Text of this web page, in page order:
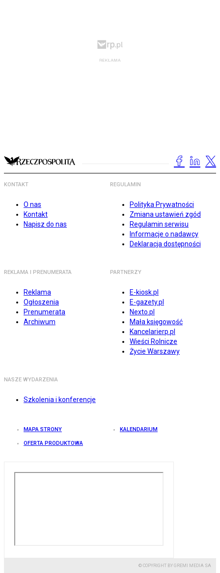
KONTAKT
O nas
Kontakt
Napisz do nas
REGULAMIN
Polityka Prywatności
Zmiana ustawień zgód
Regulamin serwisu
Informacje o nadawcy
Deklaracja dostępności
REKLAMA I PRENUMERATA
Reklama
Ogłoszenia
Prenumerata
Archiwum
PARTNERZY
E-kiosk.pl
E-gazety.pl
Nexto.pl
Mała księgowość
Kancelarierp.pl
Wieści Rolnicze
Życie Warszawy
NASZE WYDARZENIA
Szkolenia i konferencje
MAPA STRONY KALENDARIUM
OFERTA PRODUKTOWA
© COPYRIGHT BY GREMI MEDIA SA